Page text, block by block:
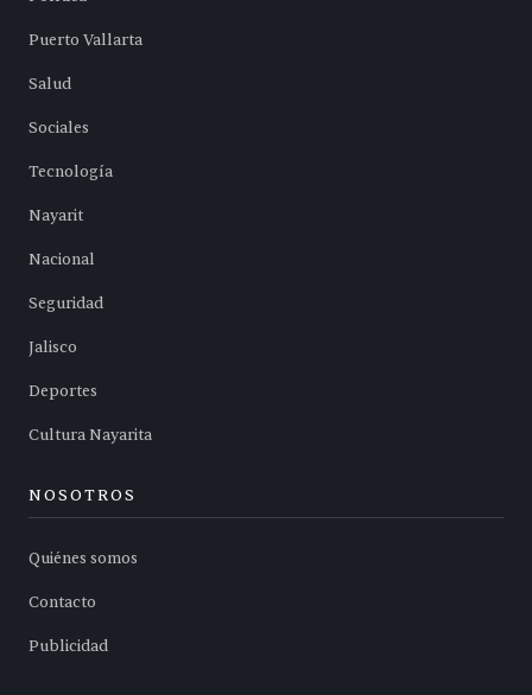
Puerto Vallarta
Salud
Sociales
Tecnología
Nayarit
Nacional
Seguridad
Jalisco
Deportes
Cultura Nayarita
NOSOTROS
Quiénes somos
Contacto
Publicidad